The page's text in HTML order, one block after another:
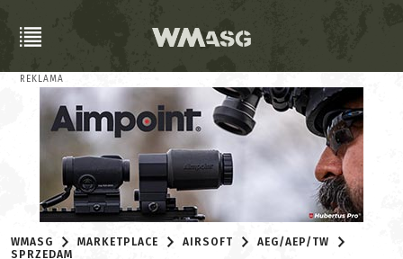
REKLAMA
WMASG MARKETPLACE AIRSOFT
AEG/AEP/TW
SPRZEDAM